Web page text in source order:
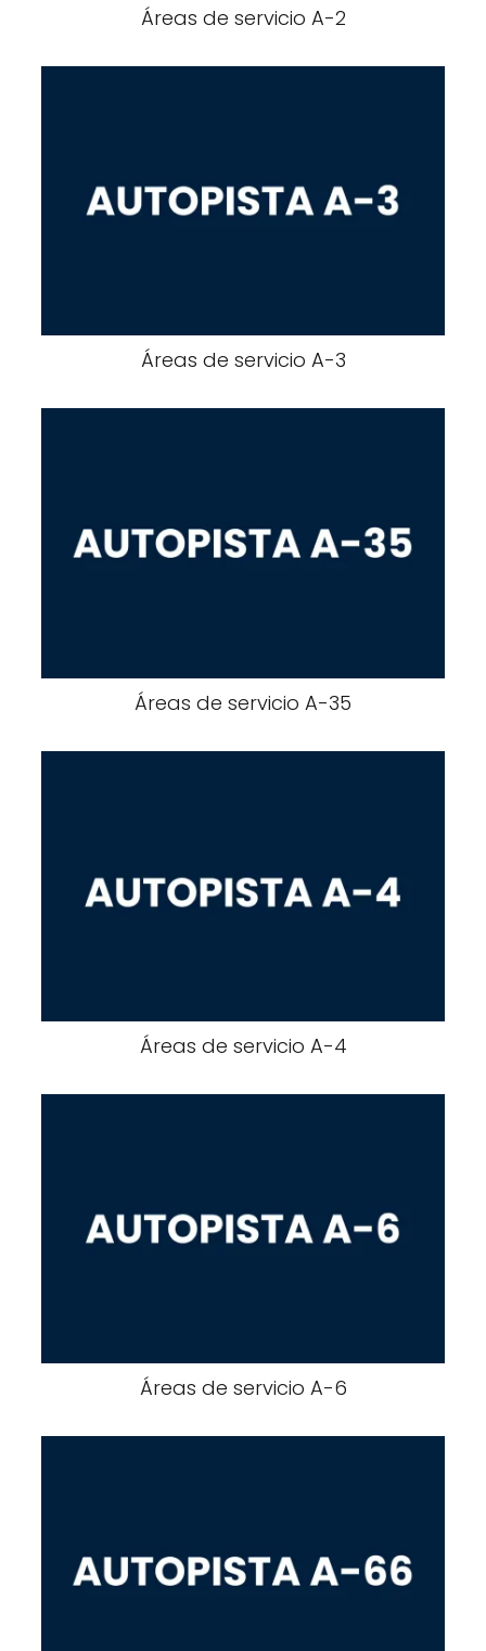
Áreas de servicio A-2
Áreas de servicio A-​​3
Áreas de servicio A-35
Áreas de servicio A-​​4
Áreas de servicio A-6